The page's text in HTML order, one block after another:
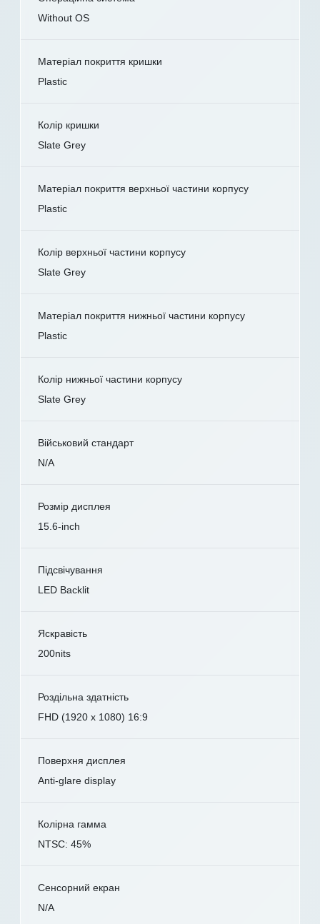
Without OS
Матеріал покриття кришки
Plastic
Колір кришки
Slate Grey
Матеріал покриття верхньої частини корпусу
Plastic
Колір верхньої частини корпусу
Slate Grey
Матеріал покриття нижньої частини корпусу
Plastic
Колір нижньої частини корпусу
Slate Grey
Військовий стандарт
N/A
Розмір дисплея
15.6-inch
Підсвічування
LED Backlit
Яскравість
200nits
Роздільна здатність
FHD (1920 x 1080) 16:9
Поверхня дисплея
Anti-glare display
Колірна гамма
NTSC: 45%
Сенсорний екран
N/A